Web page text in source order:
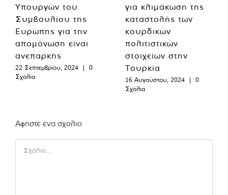
Υπουργών του
Συμβουλίου της
Ευρώπης για την
απομόνωση είναι
ανεπαρκής
22 Σεπτεμβρίου, 2024 |
0
Σχόλια
για κλιμάκωση της
καταστολής των
κουρδικών
πολιτιστικών
στοιχείων στην
Τουρκία
16 Αυγούστου, 2024 |
0
Σχόλια
Αφήστε ένα σχόλιο